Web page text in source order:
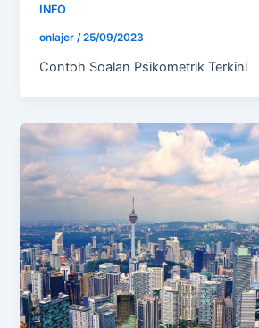
INFO
onlajer/25/09/2023
Contoh Soalan Psikometrik Terkini